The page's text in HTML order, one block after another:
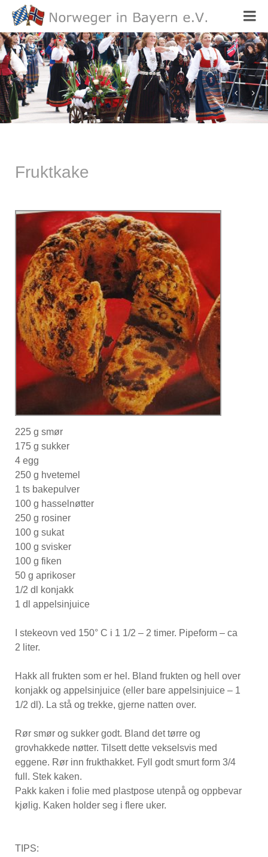
norsk mat
Fruktkake
225 g smør
175 g sukker
4 egg
250 g hvetemel
1 ts bakepulver
100 g hasselnøtter
250 g rosiner
100 g sukat
100 g svisker
100 g fiken
50 g aprikoser
1/2 dl konjakk
1 dl appelsinjuice
I stekeovn ved 150° C i 1 1/2 – 2 timer. Pipeform – ca
2 liter.
Hakk all frukten som er hel. Bland frukten og hell over
konjakk og appelsinjuice (eller bare appelsinjuice – 1
1/2 dl). La stå og trekke, gjerne natten over.
Rør smør og sukker godt. Bland det tørre og
grovhakkede nøtter. Tilsett dette vekselsvis med
eggene. Rør inn frukthakket. Fyll godt smurt form 3/4
full. Stek kaken.
Pakk kaken i folie med plastpose utenpå og oppbevar
kjølig. Kaken holder seg i flere uker.
TIPS: